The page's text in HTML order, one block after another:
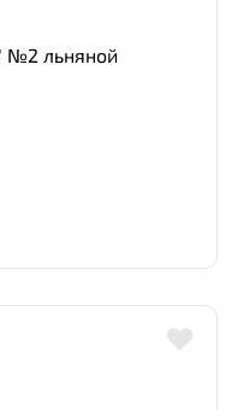
№2 льняной